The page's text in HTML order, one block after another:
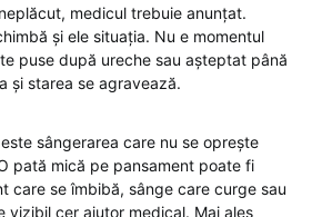
medicul trebuie anunțat.
și ele situația. Nu e momentul
puse după ureche sau așteptat până
și starea se agravează.
sângerarea care nu se oprește
pată mică pe pansament poate fi
care se îmbibă, sânge care curge sau
vizibil cer ajutor medical. Mai ales